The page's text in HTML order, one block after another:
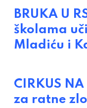
BRUKA U
školama
Mladiću i
CIRKUS
za ratne